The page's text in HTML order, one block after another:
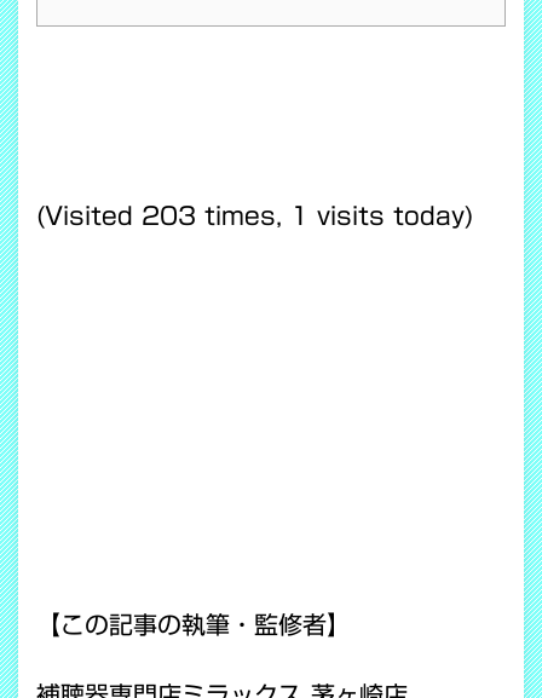
(Visited 203 times, 1 visits today)
【この記事の執筆・監修者】